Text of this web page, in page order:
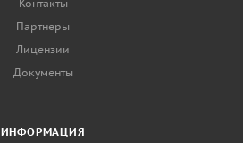
Контакты
Партнеры
Лицензии
Документы
ИНФОРМАЦИЯ